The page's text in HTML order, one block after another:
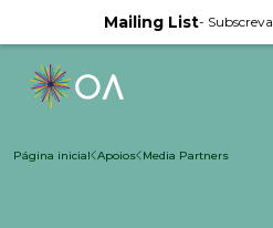
Mailing List-
Página inicial Apoios Media Partners